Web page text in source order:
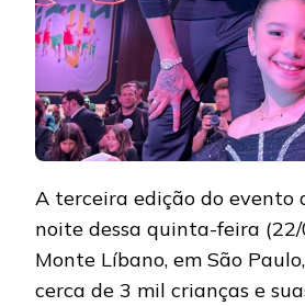
A terceira edição do evento
noite dessa quinta-feira (22/
Monte Líbano, em São
cerca de 3 mil crianças e